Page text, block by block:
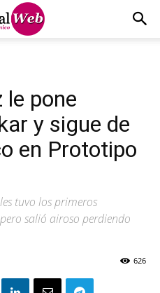
le pone
y sigue de
en Prototipo
tuvo los primeros
salió airoso perdiendo
626